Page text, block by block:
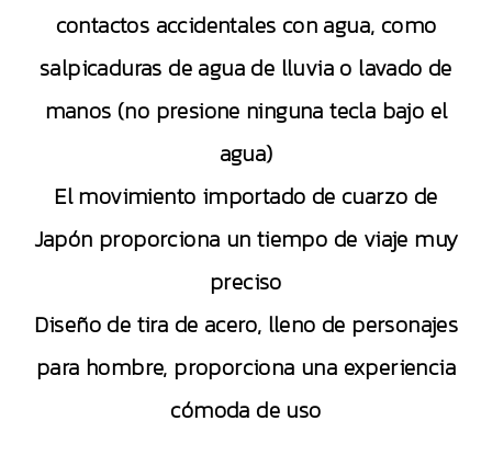
contactos accidentales con agua, como
salpicaduras de agua de lluvia o lavado de
manos (no presione ninguna tecla bajo el
agua)
El movimiento importado de cuarzo de
Japón proporciona un tiempo de viaje muy
preciso
Diseño de tira de acero, lleno de personajes
para hombre, proporciona una experiencia
cómoda de uso